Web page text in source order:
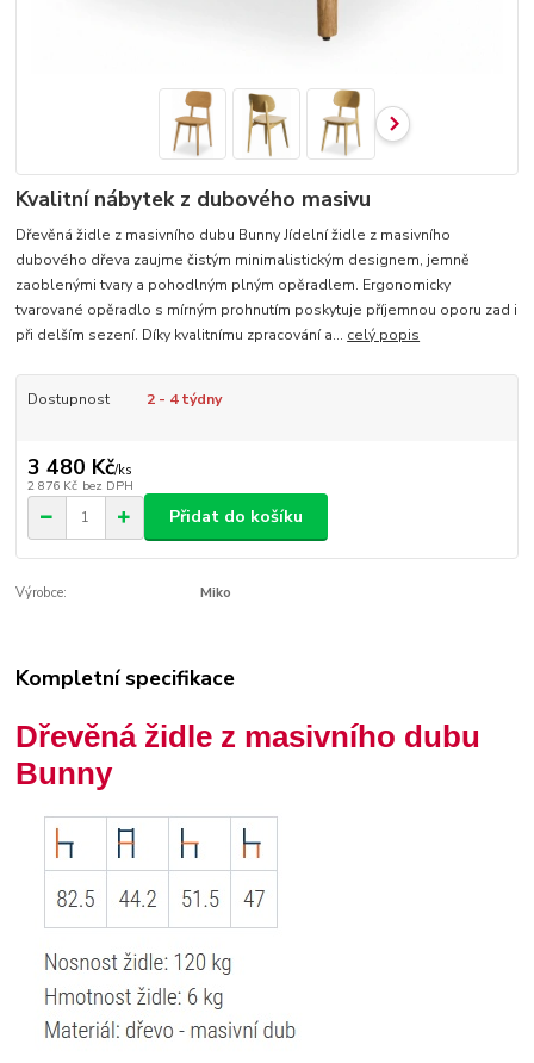
Kvalitní nábytek z dubového masivu
Dřevěná židle z masivního dubu Bunny Jídelní židle z masivního
dubového dřeva zaujme čistým minimalistickým designem, jemně
zaoblenými tvary a pohodlným plným opěradlem. Ergonomicky
tvarované opěradlo s mírným prohnutím poskytuje příjemnou oporu zad i
při delším sezení. Díky kvalitnímu zpracování a... celý popis
Dostupnost 2 - 4 týdny
3 480 Kč/ks
2 876 Kč bez DPH
Přidat do košíku
Výrobce: Miko
Kompletní specifikace
Dřevěná židle z masivního dubu
Bunny